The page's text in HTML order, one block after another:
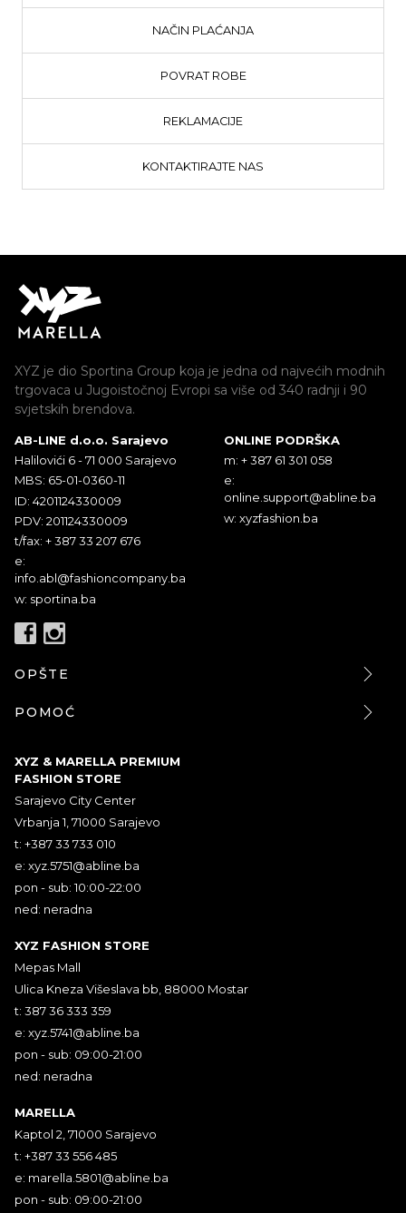
NAČIN PLAĆANJA
POVRAT ROBE
REKLAMACIJE
KONTAKTIRAJTE NAS
XYZ je dio Sportina Group koja je jedna od najvećih modnih
trgovaca u Jugoistočnoj Evropi sa više od 340 radnji i 90
svjetskih brendova.
AB-LINE d.o.o. Sarajevo
Halilovići 6 - 71 000 Sarajevo
MBS: 65-01-0360-11
ID: 4201124330009
PDV: 201124330009
t/fax: + 387 33 207 676
e:
info.abl@fashioncompany.ba
w: sportina.ba
ONLINE PODRŠKA
m: + 387 61 301 058
e:
online.support@abline.ba
w: xyzfashion.ba
OPŠTE
POMOĆ
XYZ & MARELLA PREMIUM
FASHION STORE
Sarajevo City Center
Vrbanja 1, 71000 Sarajevo
t: +387 33 733 010
e: xyz.5751@abline.ba
pon - sub: 10:00-22:00
ned: neradna
XYZ FASHION STORE
Mepas Mall
Ulica Kneza Višeslava bb, 88000 Mostar
t: 387 36 333 359
e: xyz.5741@abline.ba
pon - sub: 09:00-21:00
ned: neradna
MARELLA
Kaptol 2, 71000 Sarajevo
t: +387 33 556 485
e: marella.5801@abline.ba
pon - sub: 09:00-21:00